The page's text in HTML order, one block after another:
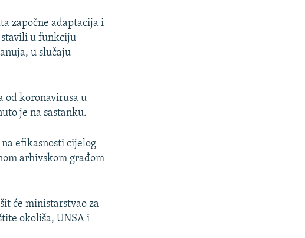
započne adaptacija i
stavili u funkciju
u slučaju
od koronavirusa u
je na sastanku.
efikasnosti cijelog
arhivskom građom
će ministarstvao za
okoliša, UNSA i